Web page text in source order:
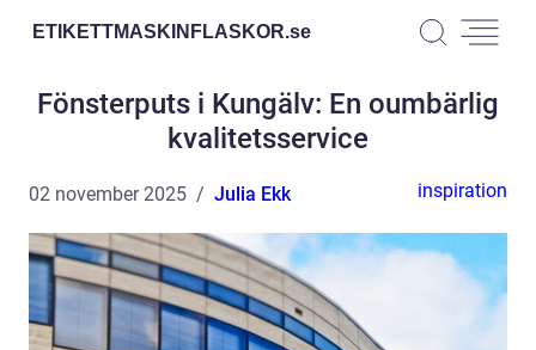
ETIKETTMASKINFLASKOR.se
Fönsterputs i Kungälv: En oumbärlig
kvalitetsservice
02 november 2025 Julia Ekk inspiration